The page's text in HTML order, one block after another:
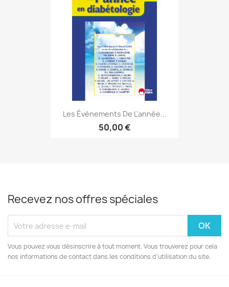
Les Évènements De L'année...
50,00 €
Recevez nos offres spéciales
Vous pouvez vous désinscrire à tout moment. Vous trouverez pour cela
nos informations de contact dans les conditions d'utilisation du site.